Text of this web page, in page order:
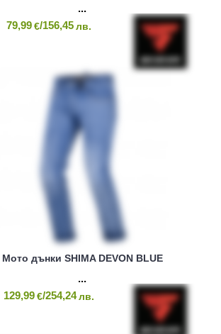
79,99 €/156,45 лв.
Мото дънки SHIMA DEVON BLUE
129,99 €/254,24 лв.